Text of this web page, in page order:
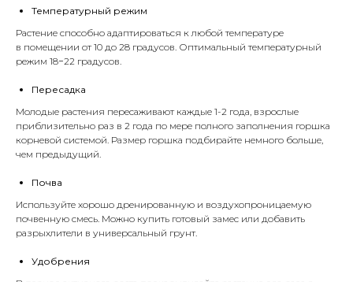
Температурный режим
Растение способно адаптироваться к любой температуре
в помещении от 10 до 28 градусов. Оптимальный температурный
режим 18−22 градусов.
Пересадка
Молодые растения пересаживают каждые 1-2 года, взрослые
приблизительно раз в 2 года по мере полного заполнения горшка
корневой системой. Размер горшка подбирайте немного больше,
чем предыдущий.
Почва
Используйте хорошо дренированную и воздухопроницаемую
почвенную смесь. Можно купить готовый замес или добавить
разрыхлители в универсальный грунт.
Удобрения